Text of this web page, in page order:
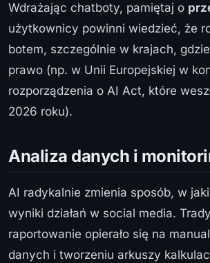
Wdrażając chatboty, pamiętaj o
użytkownicy powinni wiedzieć, że
botem, szczególnie w krajach,
prawo (np. w Unii Europejskiej w
rozporządzenia o AI Act, które
2026 roku).
Analiza danych i
AI radykalnie zmienia sposób, w
wyniki działań w social media.
raportowanie opierało się na
danych i tworzeniu arkuszy